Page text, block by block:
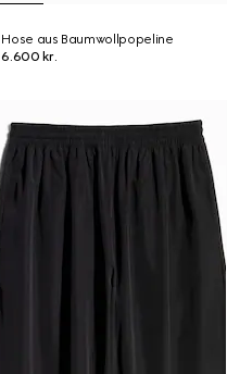
Hose aus Baumwollpopeline
6.600 kr.